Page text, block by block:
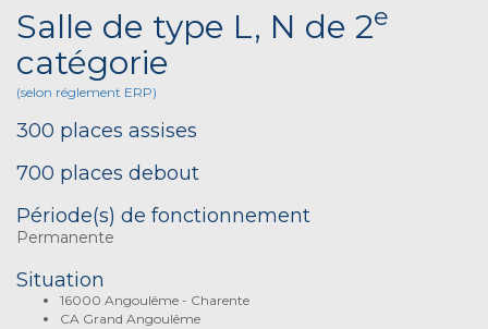
Salle de type L, N de 2e
catégorie
(selon réglement ERP)
300 places assises
700 places debout
Période(s) de fonctionnement
Permanente
Situation
16000 Angoulême - Charente
CA Grand Angoulême